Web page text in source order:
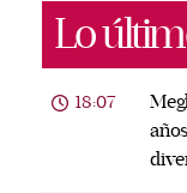
Lo
18:07